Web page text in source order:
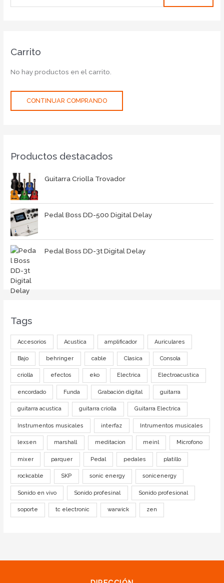
Carrito
No hay productos en el carrito.
CONTINUAR COMPRANDO
Productos destacados
Guitarra Criolla Trovador
Pedal Boss DD-500 Digital Delay
Pedal Boss DD-3t Digital Delay
Tags
Accesorios Acustica amplificador Auriculares
Bajo behringer cable Clasica Consola
criolla efectos eko Electrica Electroacustica
encordado Funda Grabación digital guitarra
guitarra acustica guitarra criolla Guitarra Electrica
Instrumentos musicales interfaz Intrumentos musicales
lexsen marshall meditacion meinl Microfono
mixer parquer Pedal pedales platillo
rockcable SKP sonic energy sonicenergy
Sonido en vivo Sonido profesinal Sonido profesional
soporte tc electronic warwick zen